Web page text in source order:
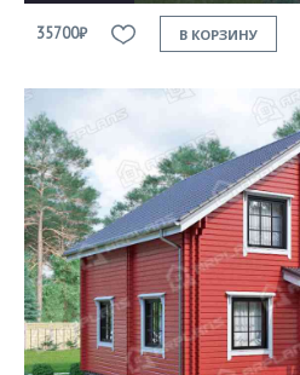
35700₽ В КОРЗИНУ